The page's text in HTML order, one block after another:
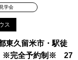
#トヨタホーム
ツアー
ンイベント
見学会
ス
東久留米市・駅徒
※完全予約制※ 27